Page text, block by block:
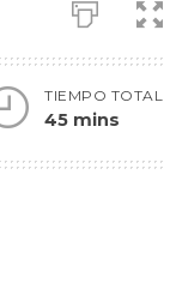
TIEMPO TOTAL
45 mins